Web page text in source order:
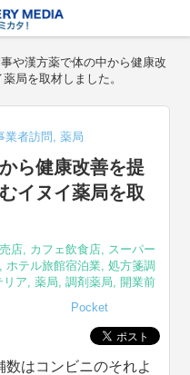
や漢方薬で体の中から健康改
局を取材しました。
業者訪問 ,薬局
ら健康改善を提
イヌイ薬局を取
店, カフェ飲食店, スーパー
, ホテル旅館宿泊業, 処方箋調
リア, 薬局, 調剤薬局, 開業前
Pocket
はコンビニのそれよ